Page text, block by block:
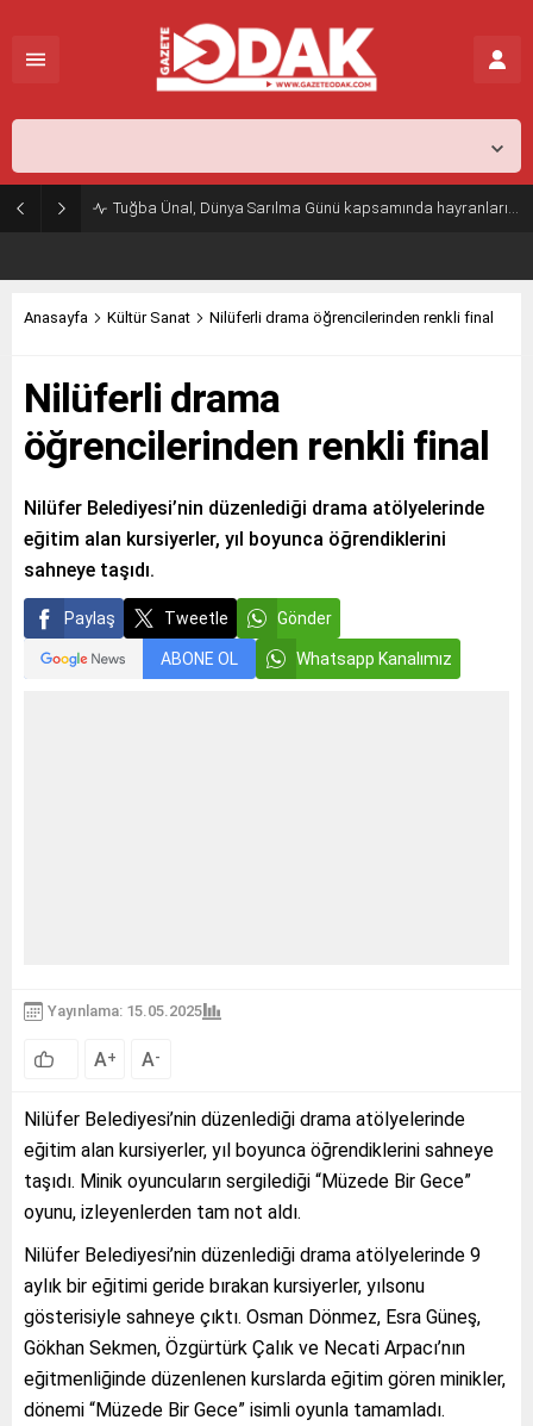
Tuğba Ünal, Dünya Sarılma Günü kapsamında hayranlarıyla buluştu
Anasayfa Kültür Sanat Nilüferli drama öğrencilerinden renkli final
Nilüferli drama
öğrencilerinden renkli final
Nilüfer Belediyesi’nin düzenlediği drama atölyelerinde
eğitim alan kursiyerler, yıl boyunca öğrendiklerini
sahneye taşıdı.
Paylaş Tweetle Gönder
ABONE OL Whatsapp Kanalımız
Yayınlama: 15.05.2025
A+ A-
Nilüfer Belediyesi’nin düzenlediği drama atölyelerinde
eğitim alan kursiyerler, yıl boyunca öğrendiklerini sahneye
taşıdı. Minik oyuncuların sergilediği “Müzede Bir Gece”
oyunu, izleyenlerden tam not aldı.
Nilüfer Belediyesi’nin düzenlediği drama atölyelerinde 9
aylık bir eğitimi geride bırakan kursiyerler, yılsonu
gösterisiyle sahneye çıktı. Osman Dönmez, Esra Güneş,
Gökhan Sekmen, Özgürtürk Çalık ve Necati Arpacı’nın
eğitmenliğinde düzenlenen kurslarda eğitim gören minikler,
dönemi “Müzede Bir Gece” isimli oyunla tamamladı.